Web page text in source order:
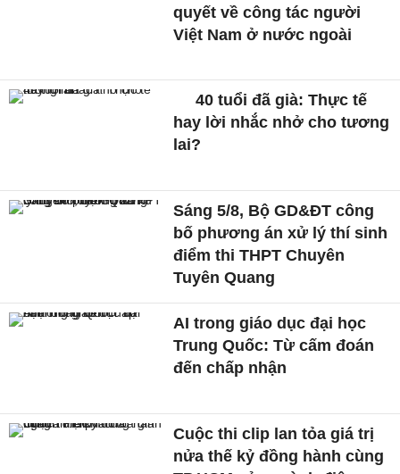
quyết về công tác người
Việt Nam ở nước ngoài
40 tuổi đã già: Thực tế
hay lời nhắc nhở cho tương
lai?
Sáng 5/8, Bộ GD&ĐT công
bố phương án xử lý thí sinh
điểm thi THPT Chuyên
Tuyên Quang
AI trong giáo dục đại học
Trung Quốc: Từ cấm đoán
đến chấp nhận
Cuộc thi clip lan tỏa giá trị
nửa thế kỷ đồng hành cùng